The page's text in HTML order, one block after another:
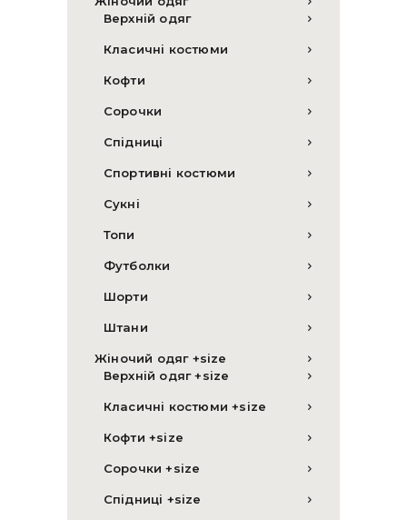
Верхній одяг
Класичні костюми
Кофти
Сорочки
Спідниці
Спортивні костюми
Сукні
Топи
Футболки
Шорти
Штани
Жіночий одяг +size
Верхній одяг +size
Класичні костюми +size
Кофти +size
Сорочки +size
Спідниці +size